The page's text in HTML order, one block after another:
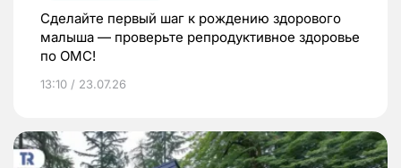
Сделайте первый шаг к рождению здорового
малыша — проверьте репродуктивное здоровье
по ОМС!
13:10 / 23.07.26